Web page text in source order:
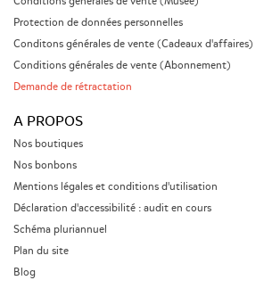
Protection de données personnelles
Conditons générales de vente (Cadeaux d'affaires)
Conditions générales de vente (Abonnement)
Demande de rétractation
A PROPOS
Nos boutiques
Nos bonbons
Mentions légales et conditions d'utilisation
Déclaration d'accessibilité : audit en cours
Schéma pluriannuel
Plan du site
Blog